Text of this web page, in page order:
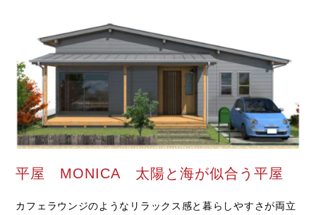
モデルハウス
ライフスタイル
クオリティ
ブログ
会社概要
平屋 MONICA 太陽と海が似合う平屋
カフェラウンジのようなリラックス感と暮らしやすさが両立